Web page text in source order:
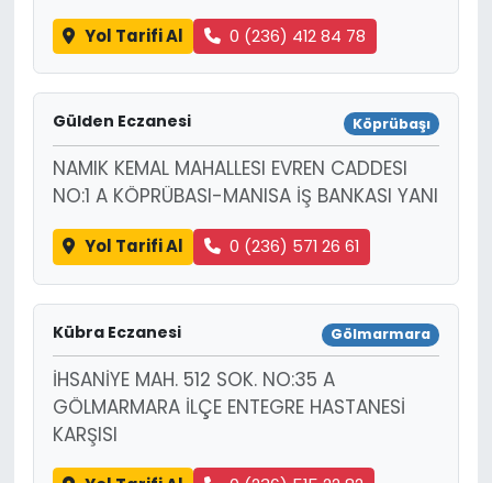
Yol Tarifi Al 0 (236) 412 84 78
Gülden Eczanesi Köprübaşı
NAMIK KEMAL MAHALLESI EVREN CADDESI
NO:1 A KÖPRÜBASI-MANISA İŞ BANKASI YANI
Yol Tarifi Al 0 (236) 571 26 61
Kübra Eczanesi Gölmarmara
İHSANİYE MAH. 512 SOK. NO:35 A
GÖLMARMARA İLÇE ENTEGRE HASTANESİ
KARŞISI